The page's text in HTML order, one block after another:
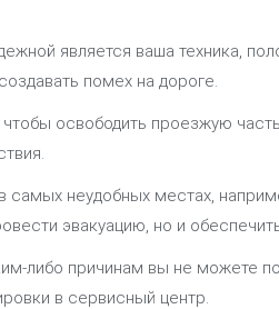
является ваша техника,
помех на дороге.
освободить проезжую
неудобных местах,
эвакуацию, но и
либо причинам вы не можете
в сервисный центр.